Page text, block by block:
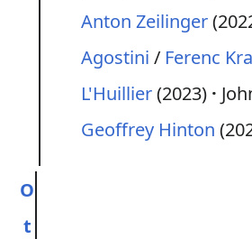
Anton Zeilinger
Agostini / Ferenc
L'Huillier(2023)
Geoffrey Hinton
O
t